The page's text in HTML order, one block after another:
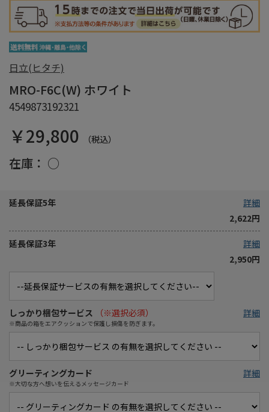
日立(ヒタチ)
MRO-F6C(W) ホワイト
4549873192321
￥29,800 （税込）
在庫： ○
延長保証5年
詳細
2,622円
延長保証3年
詳細
2,950円
しっかり梱包サービス （※選択必須）
※商品の箱をエアクッションで保護し損傷を防ぎます。
詳細
グリーティングカード
※大切な方へ想いを伝えるメッセージカード
詳細